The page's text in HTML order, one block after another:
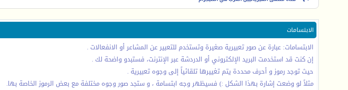
الابتسامات
الابتسامات: عبارة عن صور تعبيرية صغيرة وتستخدم للتعبير عن المشاعر أو الانفعالات .
إن كنت قد استخدمت البريد الإلكتروني أو الدردشة عبر الإنترنت، فستبدو واضحة لك .
حيث توجد رموز و أحرف محددة يتم تغييرها تلقائياً إلى وجوه تعبيرية .
مثلاً لو وضعت إشارة بهذا الشكل :) فسيظهر وجه ابتسامة ، و ستجد صور وجوه مختلفة مع بعض الرموز الخاصة بها.